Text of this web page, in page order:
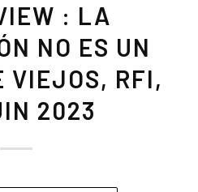
: LA
NO ES UN
VIEJOS, RFI,
2023